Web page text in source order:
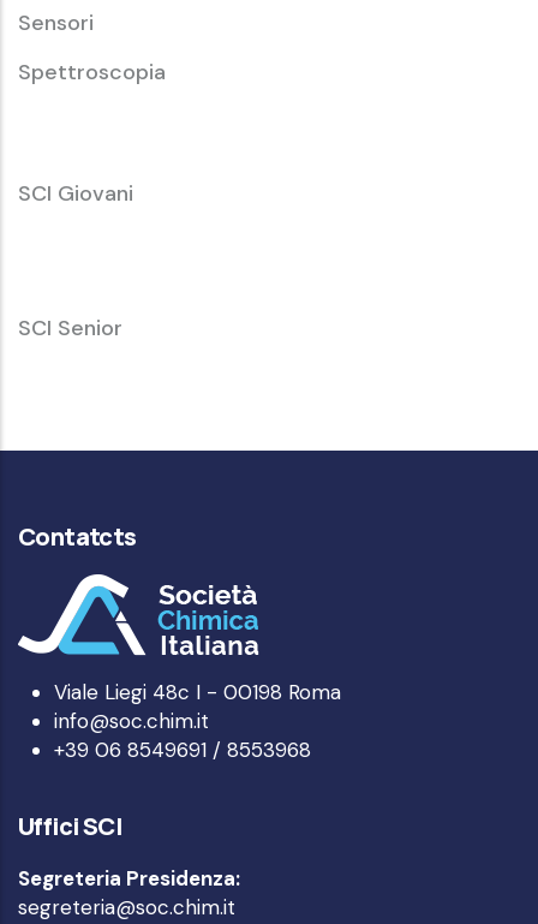
Sensori
Spettroscopia
SCI
Giovani
SCI Giovani
SCI
Senior
SCI Senior
Contatcts
Viale Liegi 48c I - 00198 Roma
info@soc.chim.it
+39 06 8549691 / 8553968
Uffici SCI
Segreteria Presidenza:
segreteria@soc.chim.it